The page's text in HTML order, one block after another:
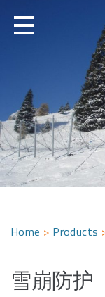
Home > Products
雪崩防护